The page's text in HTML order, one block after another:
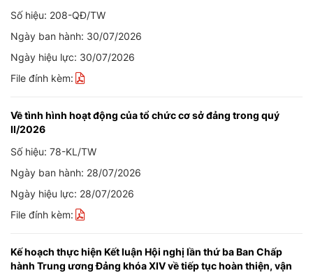
Số hiệu: 208-QĐ/TW
Ngày ban hành: 30/07/2026
Ngày hiệu lực: 30/07/2026
File đính kèm:
Về tình hình hoạt động của tổ chức cơ sở đảng trong quý
II/2026
Số hiệu: 78-KL/TW
Ngày ban hành: 28/07/2026
Ngày hiệu lực: 28/07/2026
File đính kèm:
Kế hoạch thực hiện Kết luận Hội nghị lần thứ ba Ban Chấp
hành Trung ương Đảng khóa XIV về tiếp tục hoàn thiện, vận